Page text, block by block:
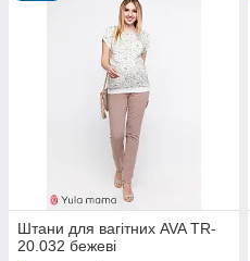
Штани для вагітних AVA TR-
20.032 бежеві